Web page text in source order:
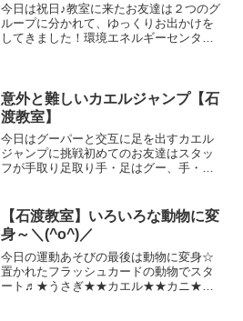
今日は祝日♪教室に来たお友達は２つのグ
ループに分かれて、ゆっくりお出かけを
してきました！環境エネルギーセンター
友達はスタッフと、地...
意外と難しいカエルジャンプ【石
渡教室】
今日はグーパーと交互に足を出すカエル
ジャンプに挑戦初めてのお友達はスタッ
フが手取り足取り手・足はグー、手・足
も最後まであきらめずに頑張っていま
す。「がんばれ・がんばれ」...
【石渡教室】いろいろな動物に変
身～＼(^o^)／
今日の運動あそびの最後は動物に変身☆
置かれたフラッシュカードの動物でスタ
ート♬★うさぎ★★カエル★★カニ★…